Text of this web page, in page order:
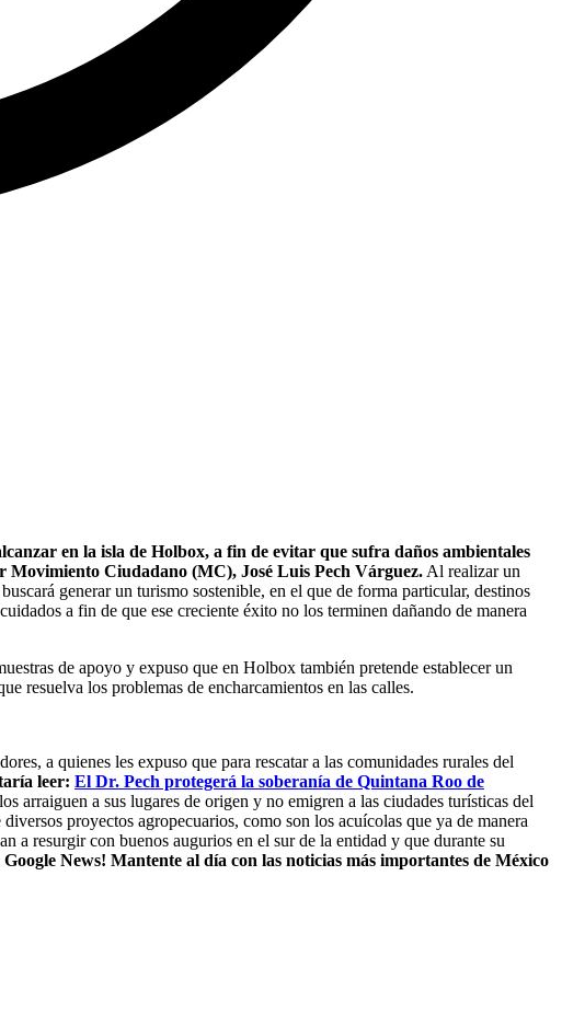
en la isla de Holbox, a fin de evitar que sufra daños ambientales
Movimiento Ciudadano (MC), José Luis Pech Várguez. Al realizar un
generar un turismo sostenible, en el que de forma particular, destinos
a fin de que ese creciente éxito no los terminen dañando de manera
de apoyo y expuso que en Holbox también pretende establecer un
resuelva los problemas de encharcamientos en las calles.
a quienes les expuso que para rescatar a las comunidades rurales del
leer: El Dr. Pech protegerá la soberanía de Quintana Roo de
arraiguen a sus lugares de origen y no emigren a las ciudades turísticas del
proyectos agropecuarios, como son los acuícolas que ya de manera
a resurgir con buenos augurios en el sur de la entidad y que durante su
Google News! Mantente al día con las noticias más importantes de México